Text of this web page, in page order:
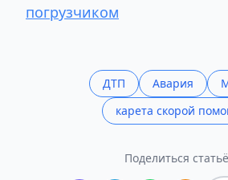
погрузчиком
ДТП Авария
карета скорой
Поделиться